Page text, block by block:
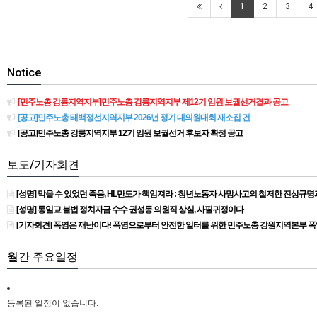
1 2 3 4
Notice
[민주노총 강릉지역지부]민주노총 강릉지역지부 제12기 임원 보궐선거결과 공고
[공고]민주노총 태백정선지역지부 2026년 정기 대의원대회 재소집 건
[공고]민주노총 강릉지역지부 12기 임원 보궐선거 후보자 확정 공고
보도/기자회견
[성명] 막을 수 있었던 죽음, HL만도가 책임져라 : 청년노동자 사망사고의 철저한 진상규
[성명] 통일교 불법 정치자금 수수 권성동 의원직 상실, 사필귀정이다
[기자회견] 폭염은 재난이다! 폭염으로부터 안전한 일터를 위한 민주노총 강원지역본부
월간 주요일정
등록된 일정이 없습니다.